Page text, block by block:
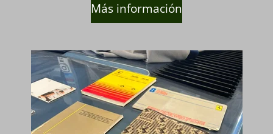
Más información